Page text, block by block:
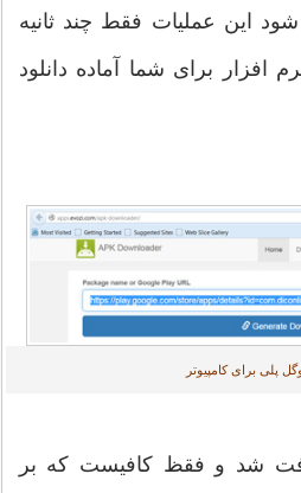
این عملیات فقط چند ثانیه
برای شما آماده دانلود
پلی برای کامپیوتر
شد و فقظ کافیست که بر